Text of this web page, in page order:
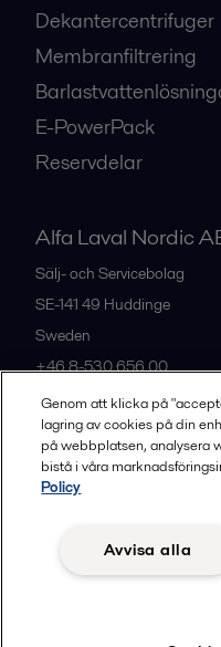
Dekantercentrifuger
Membranfiltrering
E-PowerPack
Reservdelar
Alfa Laval Nordic
Sälj- och Servicebolag
SE-141 49 Huddinge
Sweden
+46 8-530 656 00
Alla kontor och
Genom att klicka på
lagring av cookies på din
på webbplatsen, analysera
bistå i våra
Policy
Avvisa alla